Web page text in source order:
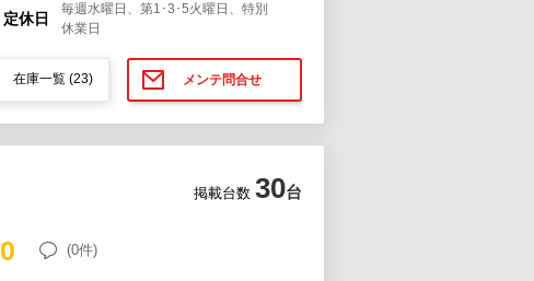
定休日
毎週水曜日、第1･3･5火曜日、特別
休業日
メンテ問合せ
在庫一覧 (23)
掲載台数 30台
0 (0件)